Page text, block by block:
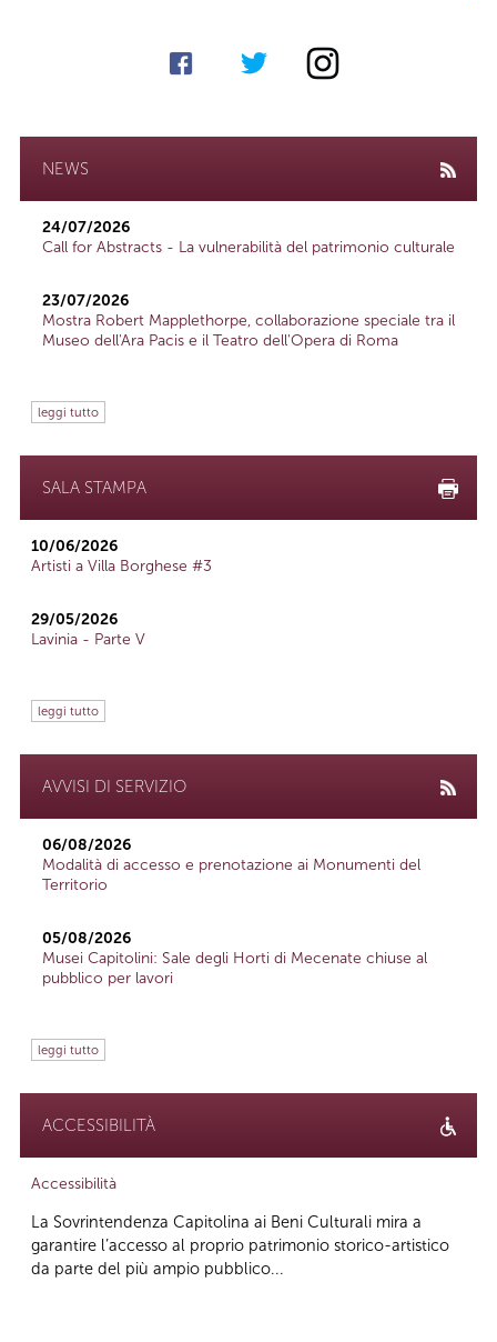
NEWS
24/07/2026
Call for Abstracts - La vulnerabilità del patrimonio culturale
23/07/2026
Mostra Robert Mapplethorpe, collaborazione speciale tra il
Museo dell'Ara Pacis e il Teatro dell'Opera di Roma
leggi tutto
SALA STAMPA
10/06/2026
Artisti a Villa Borghese #3
29/05/2026
Lavinia - Parte V
leggi tutto
AVVISI DI SERVIZIO
06/08/2026
Modalità di accesso e prenotazione ai Monumenti del
Territorio
05/08/2026
Musei Capitolini: Sale degli Horti di Mecenate chiuse al
pubblico per lavori
leggi tutto
ACCESSIBILITÀ
Accessibilità
La Sovrintendenza Capitolina ai Beni Culturali mira a
garantire l’accesso al proprio patrimonio storico-artistico
da parte del più ampio pubblico...